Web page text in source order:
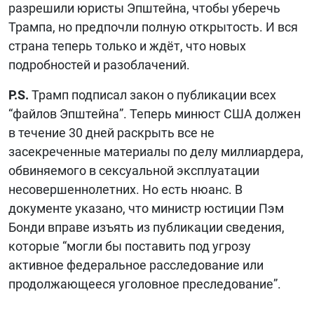
разрешили юристы Эпштейна, чтобы уберечь
Трампа, но предпочли полную открытость. И вся
страна теперь только и ждёт, что новых
подробностей и разоблачений.
P.S. Трамп подписал закон о публикации всех
“файлов Эпштейна”. Теперь минюст США должен
в течение 30 дней раскрыть все не
засекреченные материалы по делу миллиардера,
обвиняемого в сексуальной эксплуатации
несовершеннолетних. Но есть нюанс. В
документе указано, что министр юстиции Пэм
Бонди вправе изъять из публикации сведения,
которые “могли бы поставить под угрозу
активное федеральное расследование или
продолжающееся уголовное преследование”.